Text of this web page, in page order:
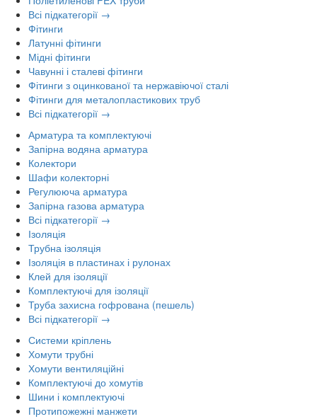
Всі підкатегорії →
Фітинги
Латунні фітинги
Мідні фітинги
Чавунні і сталеві фітинги
Фітинги з оцинкованої та нержавіючої сталі
Фітинги для металопластикових труб
Всі підкатегорії →
Арматура та комплектуючі
Запірна водяна арматура
Колектори
Шафи колекторні
Регулююча арматура
Запірна газова арматура
Всі підкатегорії →
Ізоляція
Трубна ізоляція
Ізоляція в пластинах і рулонах
Клей для ізоляції
Комплектуючі для ізоляції
Труба захисна гофрована (пешель)
Всі підкатегорії →
Системи кріплень
Хомути трубні
Хомути вентиляційні
Комплектуючі до хомутів
Шини і комплектуючі
Протипожежні манжети